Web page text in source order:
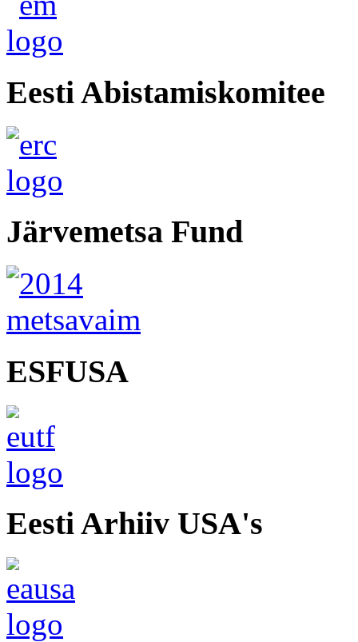
Eesti Abistamiskomitee
Järvemetsa Fund
ESFUSA
Eesti Arhiiv USA's